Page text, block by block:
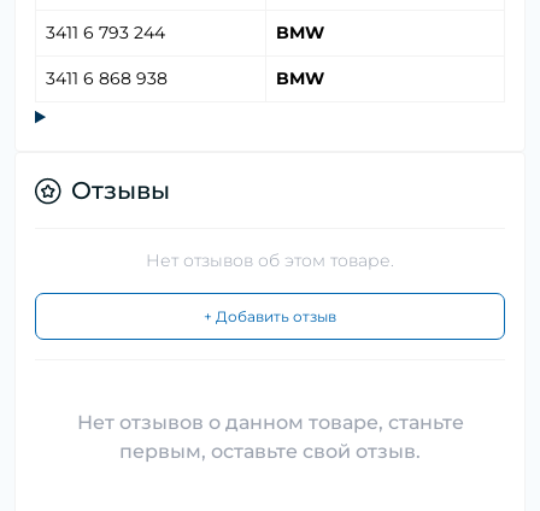
3411 6 793 244 BMW
3411 6 868 938 BMW
Отзывы
Нет отзывов об этом товаре.
+ Добавить отзыв
Нет отзывов о данном товаре, станьте
первым, оставьте свой отзыв.